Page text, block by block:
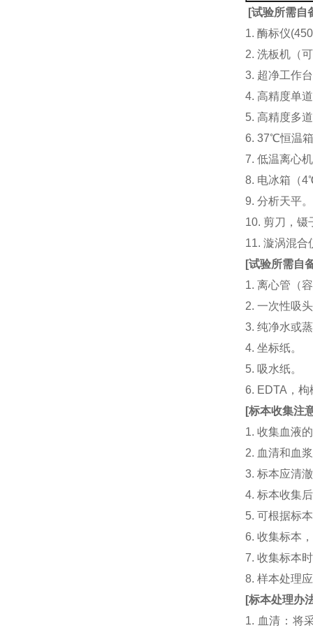
[试验所需自
1. 酶标仪
2. 洗板机（
3. 超净工作
4. 高精度单
5. 高精度多
6. 37℃恒温
7. 低温离心
8. 电冰箱（
9. 分析天平。
10. 剪刀，镊
11. 漩涡混
[试验所需自
1. 离心管（
2. 一次性吸
3. 纯净水或
4. 坐标纸。
5. 吸水纸。
6. EDTA，
[标本收集注
1. 收集血液
2. 血清和血
3. 标本应清
4. 标本收集
5. 可根据标
6. 收集标本
7. 收集标本
8. 样本处理
[标本处理办
1. 血清：将